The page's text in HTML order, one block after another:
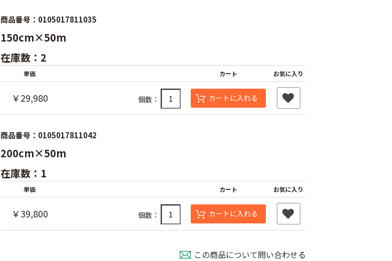
商品番号：0105017811035
150cm×50m
在庫数：2
単価 カート お気に入り
￥29,980 個数： カートに入れる
商品番号：0105017811042
200cm×50m
在庫数：1
単価 カート お気に入り
￥39,800 個数： カートに入れる
この商品について問い合わせる